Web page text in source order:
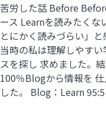
苦労した話 Before
ース Learnを読みたくな
とにかく読みづらい」
当時の私は理解しやすい
スを探し 求めました。
100％Blogから情報を
した。 Blog：Learn 95:5